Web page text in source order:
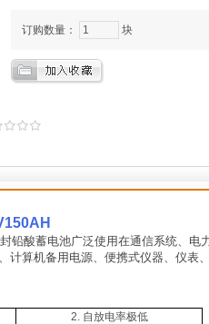
订购数量： 块
铅酸蓄电池广泛使用在通信系统、
计算机备用电源、便携式仪器、仪表
2. 自放电率极低